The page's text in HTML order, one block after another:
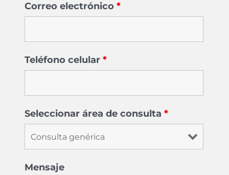
Correo electrónico *
Teléfono celular *
Seleccionar área de consulta *
Mensaje